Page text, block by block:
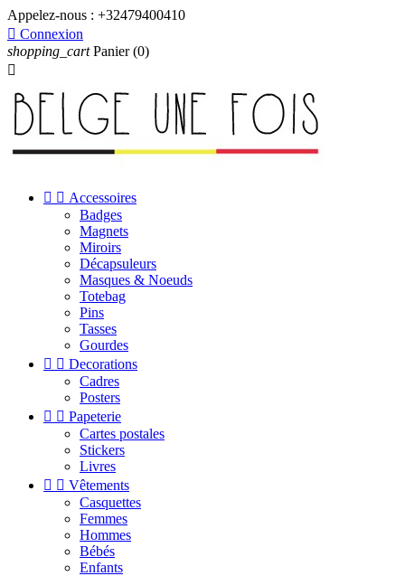
Appelez-nous : +32479400410
 Connexion
shopping_cart Panier (0)

  Accessoires
Badges
Magnets
Miroirs
Décapsuleurs
Masques & Noeuds
Totebag
Pins
Tasses
Gourdes
  Decorations
Cadres
Posters
  Papeterie
Cartes postales
Stickers
Livres
  Vêtements
Casquettes
Femmes
Hommes
Bébés
Enfants